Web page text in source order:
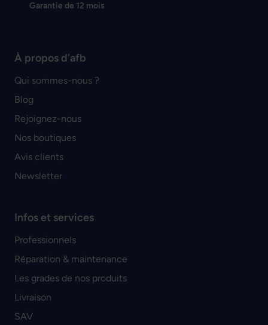
Garantie de 12 mois
À propos d'afb
Qui sommes-nous ?
Blog
Rejoignez-nous
Nos boutiques
Avis clients
Newsletter
Infos et services
Professionnels
Réparation & maintenance
Les grades de nos produits
Livraison
SAV